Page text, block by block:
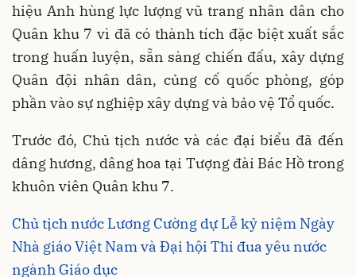
hiệu Anh hùng lực lượng vũ trang nhân dân cho
Quân khu 7 vì đã có thành tích đặc biệt xuất sắc
trong huấn luyện, sẵn sàng chiến đấu, xây dựng
Quân đội nhân dân, củng cố quốc phòng, góp
phần vào sự nghiệp xây dựng và bảo vệ Tổ quốc.
Trước đó, Chủ tịch nước và các đại biểu đã đến
dâng hương, dâng hoa tại Tượng đài Bác Hồ trong
khuôn viên Quân khu 7.
Chủ tịch nước Lương Cường dự Lễ kỷ niệm Ngày
Nhà giáo Việt Nam và Đại hội Thi đua yêu nước
ngành Giáo dục